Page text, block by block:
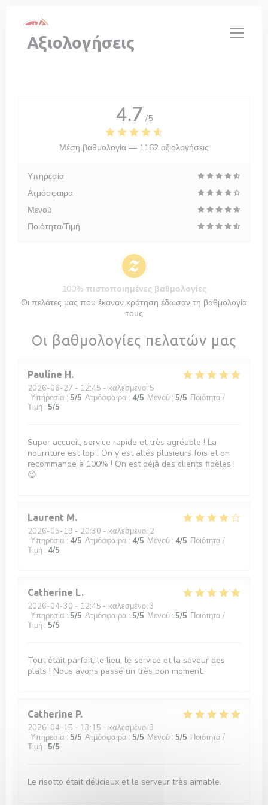
Αξιολογήσεις
Οι βαθμολογίες πελατών μας
Pauline H
2026-06-27 - 12:45 - καλεσμένοι 5
Υπηρεσία : 5/5 Ατμόσφαιρα : 4/5 Μενού : 5/5 Ποιότητα /
Τιμή : 5/5
Super accueil, service rapide et très agréable ! La
nourriture est top ! On y est allés plusieurs fois et on
recommande à 100% ! On est déjà des clients fidèles !
😉
Laurent M
2026-05-19 - 20:30 - καλεσμένοι 2
Υπηρεσία : 4/5 Ατμόσφαιρα : 4/5 Μενού : 4/5 Ποιότητα /
Τιμή : 4/5
Catherine L
2026-04-30 - 12:45 - καλεσμένοι 3
Υπηρεσία : 5/5 Ατμόσφαιρα : 5/5 Μενού : 5/5 Ποιότητα /
Τιμή : 5/5
Tout était parfait, le lieu, le service et la saveur des
plats ! Nous avons passé un très bon moment.
Catherine P
2026-04-15 - 13:15 - καλεσμένοι 3
Υπηρεσία : 5/5 Ατμόσφαιρα : 5/5 Μενού : 5/5 Ποιότητα /
Τιμή : 5/5
Le risotto était délicieux et le serveur très aimable.
4.7 /5
Μέση βαθμολογία — 1162 αξιολογήσεις
Υπηρεσία
Ατμόσφαιρα
Μενού
Ποιότητα/Τιμή
100% πιστοποιημένες βαθμολογίες
Οι πελάτες μας που έκαναν κράτηση έδωσαν τη βαθμολογία
τους